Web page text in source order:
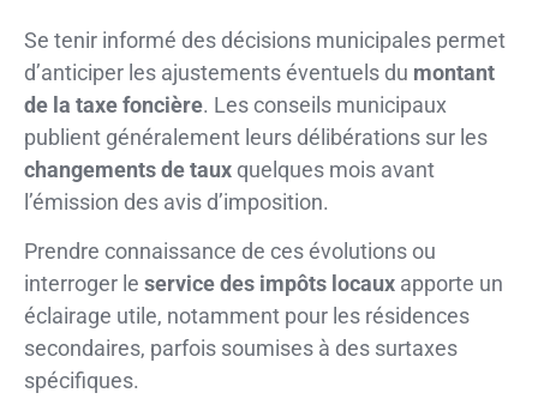
Se tenir informé des décisions municipales permet
d’anticiper les ajustements éventuels du montant
de la taxe foncière. Les conseils municipaux
publient généralement leurs délibérations sur les
changements de taux quelques mois avant
l’émission des avis d’imposition.
Prendre connaissance de ces évolutions ou
interroger le service des impôts locaux apporte un
éclairage utile, notamment pour les résidences
secondaires, parfois soumises à des surtaxes
spécifiques.